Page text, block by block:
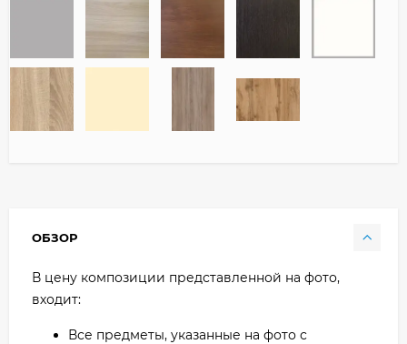
ОБЗОР
В цену композиции представленной на фото,
входит:
Все предметы, указанные на фото с